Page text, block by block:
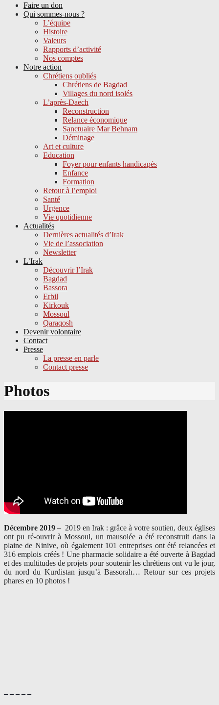
Faire un don
Qui sommes-nous ?
L’équipe
Histoire
Valeurs
Rapports d’activité
Nos comptes
Notre action
Chrétiens oubliés
Chrétiens de Bagdad
Villages du nord isolés
L’après-Daech
Reconstruction
Relance économique
Sanctuaire Mar Behnam
Déminage
Art et culture
Education
Foyer pour enfants handicapés
Enfance
Formation
Retour à l’emploi
Santé
Urgence
Vie quotidienne
Actualités
Dernières actualités d’Irak
Vie de l’association
Newsletter
L’Irak
Découvrir l’Irak
Bagdad
Bassora
Erbil
Kirkouk
Mossoul
Qaraqosh
Devenir volontaire
Contact
Presse
La presse en parle
Contact presse
to
Photos
Décembre 2019 – 2019 en Irak : grâce à votre soutien, deux églises
ont pu ré-ouvrir à Mossoul, un mausolée a été reconstruit dans la
plaine de Ninive, où également 101 entreprises ont été relancées et
316 emplois créés ! Une pharmacie solidaire a été ouverte à Bagdad
et des multitudes de projets pour soutenir les chrétiens ont vu le jour,
du nord du Kurdistan jusqu’à Bassorah… Retour sur ces projets
phares en 10 photos !
– – – – –